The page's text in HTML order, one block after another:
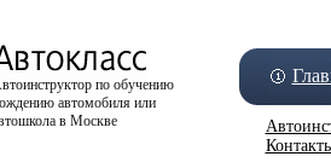
по обучению
автомобиля или
в Москве